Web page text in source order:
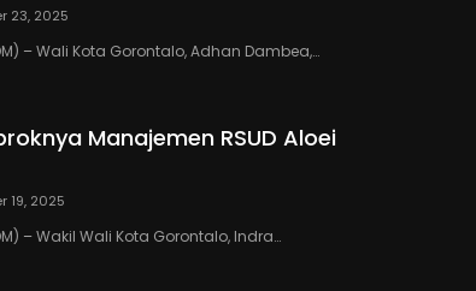
23, 2025
– Wali Kota Gorontalo, Adhan Dambea,…
Manajemen RSUD Aloei
19, 2025
– Wakil Wali Kota Gorontalo, Indra…